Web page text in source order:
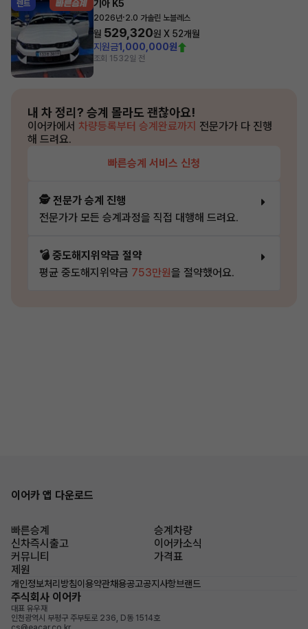
렌트 기아 K5
2026년·2.0 가솔린 노블레스
월 529,320원 X 52개월
지원금1,000,000원
조회 1532일 전
내 차 정리? 승계 몰라도 괜찮아요!
이어카에서 차량등록부터 승계완료까지 전문가가 다 진행
해 드려요.
빠른승계 서비스 신청
🕵️ 전문가 승계 진행
전문가가 모든 승계과정을 직접 대행해 드려요.
💣 중도해지위약금 절약
평균 중도해지위약금 753만원을 절약했어요.
이어카 앱 다운로드
빠른승계
승계차량
신차즉시출고
이어카소식
커뮤니티
가격표
제원
개인정보처리방침이용약관채용공고공지사항브랜드
주식회사 이어카
대표 유우재
인천광역시 부평구 주부토로 236, D동 1514호